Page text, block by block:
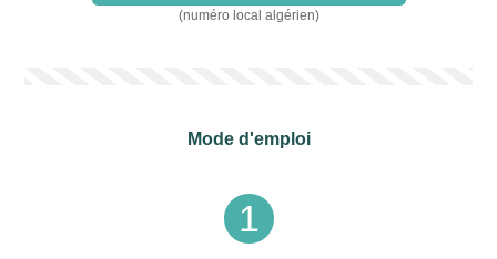
(numéro local algérien)
Mode d'emploi
1